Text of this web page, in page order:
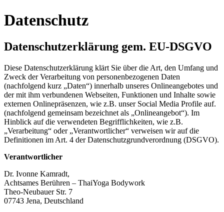
Datenschutz
Datenschutzerklärung gem. EU-DSGVO
Diese Datenschutzerklärung klärt Sie über die Art, den Umfang und
Zweck der Verarbeitung von personenbezogenen Daten
(nachfolgend kurz „Daten“) innerhalb unseres Onlineangebotes und
der mit ihm verbundenen Webseiten, Funktionen und Inhalte sowie
externen Onlinepräsenzen, wie z.B. unser Social Media Profile auf.
(nachfolgend gemeinsam bezeichnet als „Onlineangebot“). Im
Hinblick auf die verwendeten Begrifflichkeiten, wie z.B.
„Verarbeitung“ oder „Verantwortlicher“ verweisen wir auf die
Definitionen im Art. 4 der Datenschutzgrundverordnung (DSGVO).
Verantwortlicher
Dr. Ivonne Kamradt,
Achtsames Berühren – ThaiYoga Bodywork
Theo-Neubauer Str. 7
07743 Jena, Deutschland